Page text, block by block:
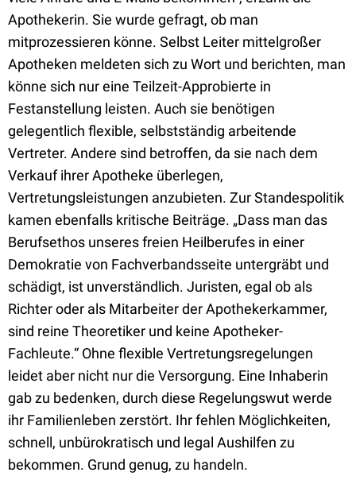
Apothekerin. Sie wurde gefragt, ob man
mitprozessieren könne. Selbst Leiter mittelgroßer
Apotheken meldeten sich zu Wort und berichten, man
könne sich nur eine Teilzeit-Approbierte in
Festanstellung leisten. Auch sie benötigen
gelegentlich flexible, selbstständig arbeitende
Vertreter. Andere sind betroffen, da sie nach dem
Verkauf ihrer Apotheke überlegen,
Vertretungsleistungen anzubieten. Zur Standespolitik
kamen ebenfalls kritische Beiträge. „Dass man das
Berufsethos unseres freien Heilberufes in einer
Demokratie von Fachverbandsseite untergräbt und
schädigt, ist unverständlich. Juristen, egal ob als
Richter oder als Mitarbeiter der Apothekerkammer,
sind reine Theoretiker und keine Apotheker-
Fachleute.“ Ohne flexible Vertretungsregelungen
leidet aber nicht nur die Versorgung. Eine Inhaberin
gab zu bedenken, durch diese Regelungswut werde
ihr Familienleben zerstört. Ihr fehlen Möglichkeiten,
schnell, unbürokratisch und legal Aushilfen zu
bekommen. Grund genug, zu handeln.